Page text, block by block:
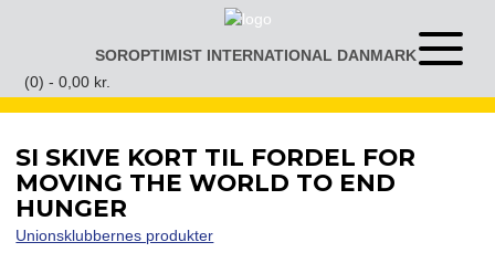
SOROPTIMIST INTERNATIONAL DANMARKÅben
menu
(0) - 0,00 kr.
SI SKIVE KORT TIL FORDEL FOR
MOVING THE WORLD TO END
HUNGER
Unionsklubbernes produkter